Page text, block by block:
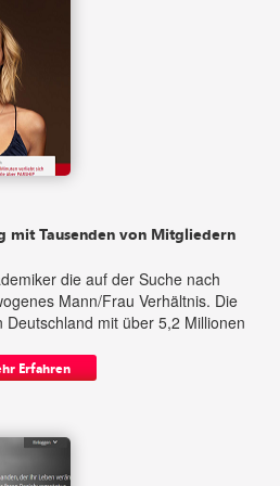
mit Tausenden von Mitgliedern
die auf der Suche nach
Mann/Frau Verhältnis. Die
mit über 5,2 Millionen
Erfahren